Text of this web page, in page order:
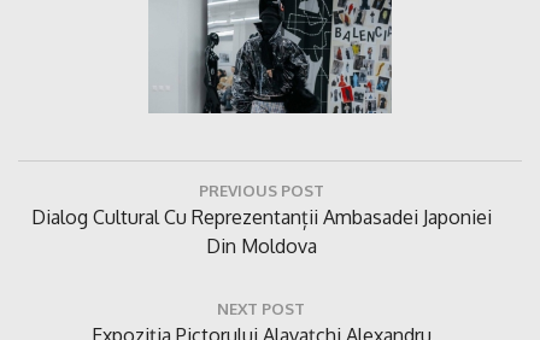
articole
PREVIOUS POST
Previous
Dialog Cultural Cu Reprezentanții Ambasadei Japoniei
Din Moldova
NEXT POST
Next